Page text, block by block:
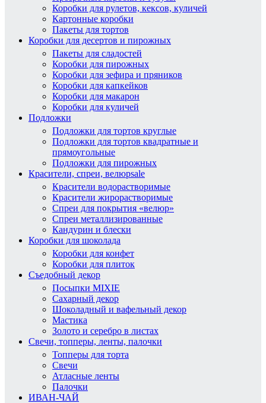
Коробки для рулетов, кексов, куличей
Картонные коробки
Пакеты для тортов
Коробки для десертов и пирожных
Пакеты для сладостей
Коробки для пирожных
Коробки для зефира и пряников
Коробки для капкейков
Коробки для макарон
Коробки для куличей
Подложки
Подложки для тортов круглые
Подложки для тортов квадратные и
прямоугольные
Подложки для пирожных
Красители, спреи, велюрsale
Красители водорастворимые
Красители жирорастворимые
Спреи для покрытия «велюр»
Спреи металлизированные
Кандурин и блески
Коробки для шоколада
Коробки для конфет
Коробки для плиток
Съедобный декор
Посыпки MIXIE
Сахарный декор
Шоколадный и вафельный декор
Мастика
Золото и серебро в листах
Свечи, топперы, ленты, палочки
Топперы для торта
Свечи
Атласные ленты
Палочки
ИВАН-ЧАЙ